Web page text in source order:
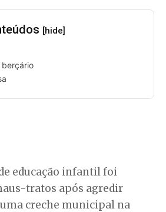
[hide]
berçário
educação infantil foi
tratos após agredir
creche municipal na